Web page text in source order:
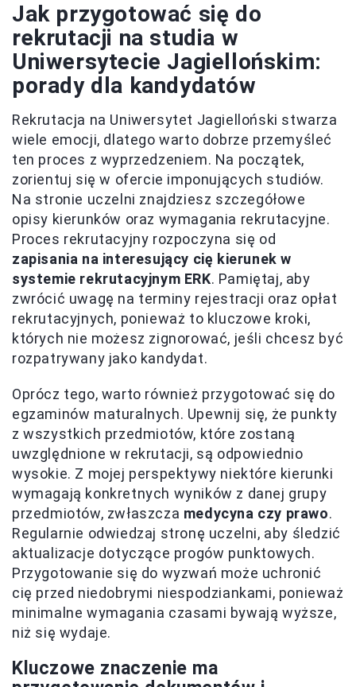
Jak przygotować się do
rekrutacji na studia w
Uniwersytecie Jagiellońskim:
porady dla kandydatów
Rekrutacja na Uniwersytet Jagielloński stwarza
wiele emocji, dlatego warto dobrze przemyśleć
ten proces z wyprzedzeniem. Na początek,
zorientuj się w ofercie imponujących studiów.
Na stronie uczelni znajdziesz szczegółowe
opisy kierunków oraz wymagania rekrutacyjne.
Proces rekrutacyjny rozpoczyna się od
zapisania na interesujący cię kierunek w
systemie rekrutacyjnym ERK. Pamiętaj, aby
zwrócić uwagę na terminy rejestracji oraz opłat
rekrutacyjnych, ponieważ to kluczowe kroki,
których nie możesz zignorować, jeśli chcesz być
rozpatrywany jako kandydat.
Oprócz tego, warto również przygotować się do
egzaminów maturalnych. Upewnij się, że punkty
z wszystkich przedmiotów, które zostaną
uwzględnione w rekrutacji, są odpowiednio
wysokie. Z mojej perspektywy niektóre kierunki
wymagają konkretnych wyników z danej grupy
przedmiotów, zwłaszcza medycyna czy prawo.
Regularnie odwiedzaj stronę uczelni, aby śledzić
aktualizacje dotyczące progów punktowych.
Przygotowanie się do wyzwań może uchronić
cię przed niedobrymi niespodziankami, ponieważ
minimalne wymagania czasami bywają wyższe,
niż się wydaje.
Kluczowe znaczenie ma